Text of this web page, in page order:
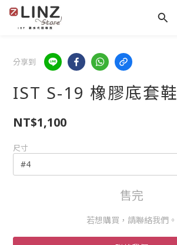
分享到
IST S-19 橡膠底套鞋
NT$1,100
尺寸
售完
若想購買，請聯絡我們。